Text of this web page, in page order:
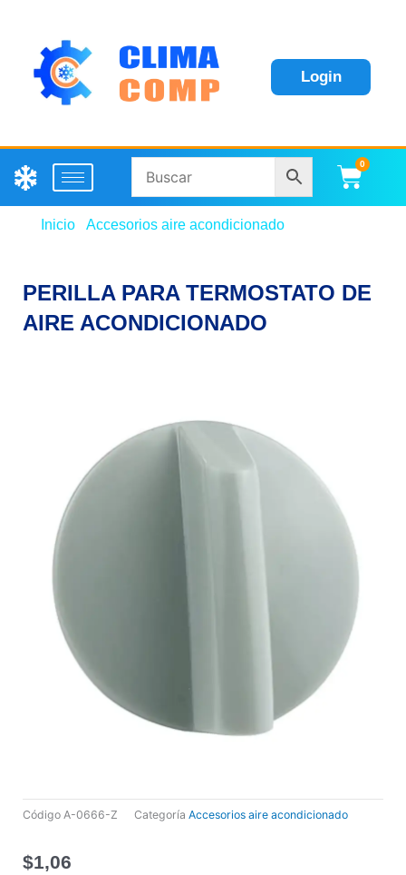
Login
0
Inicio Accesorios aire acondicionado
PERILLA PARA TERMOSTATO DE
AIRE ACONDICIONADO
Código A-0666-Z Categoría Accesorios aire acondicionado
$1,06